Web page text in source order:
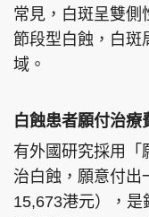
常見，白斑呈雙側
節段型白蝕，白斑
域。
白蝕患者願付治
有外國研究採用「
治白蝕，願意付出
15,673港元），